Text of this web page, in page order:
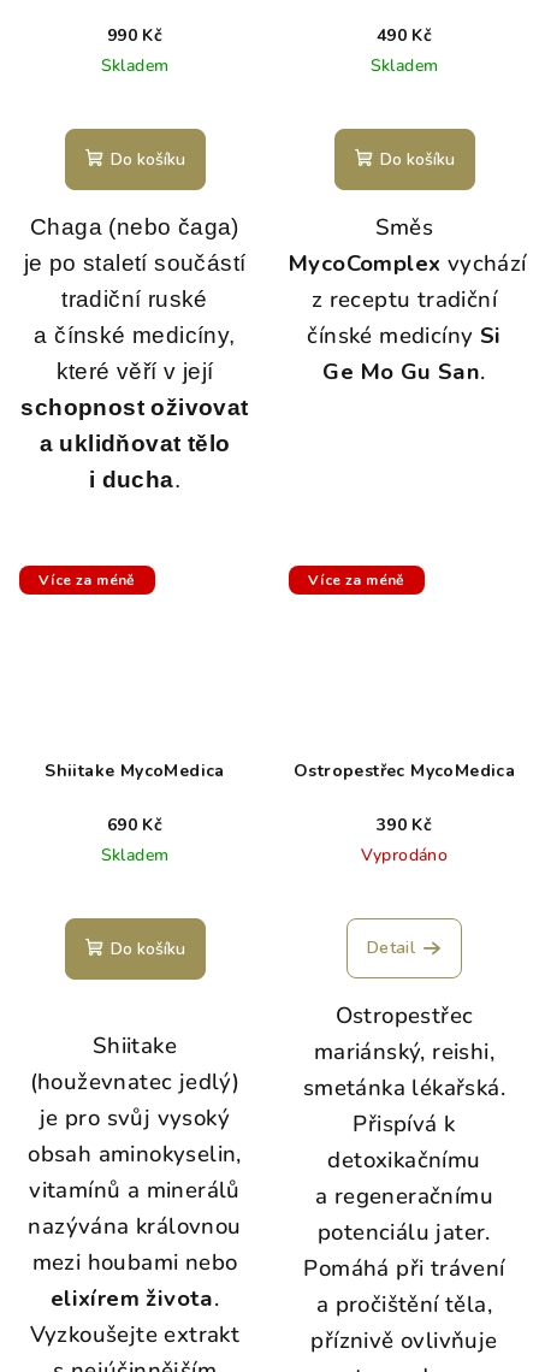
990 Kč
Skladem
Do košíku
Chaga (nebo čaga)
je po staletí součástí
tradiční ruské
a čínské medicíny,
které věří v její
schopnost oživovat
a uklidňovat tělo
i ducha.
490 Kč
Skladem
Do košíku
Směs
MycoComplex vychází
z receptu tradiční
čínské medicíny Si
Ge Mo Gu San.
Více za méně
Shiitake MycoMedica
690 Kč
Skladem
Do košíku
Shiitake
(houževnatec jedlý)
je pro svůj vysoký
obsah aminokyselin,
vitamínů a minerálů
nazývána královnou
mezi houbami nebo
elixírem života.
Vyzkoušejte extrakt
Více za méně
Ostropestřec MycoMedica
390 Kč
Vyprodáno
Detail
Ostropestřec
mariánský, reishi,
smetánka lékařská.
Přispívá k
detoxikačnímu
a regeneračnímu
potenciálu jater.
Pomáhá při trávení
a pročištění těla,
příznivě ovlivňuje